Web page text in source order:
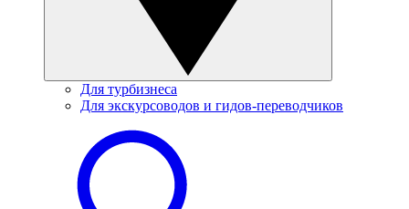
Для турбизнеса
Для экскурсоводов и гидов-переводчиков